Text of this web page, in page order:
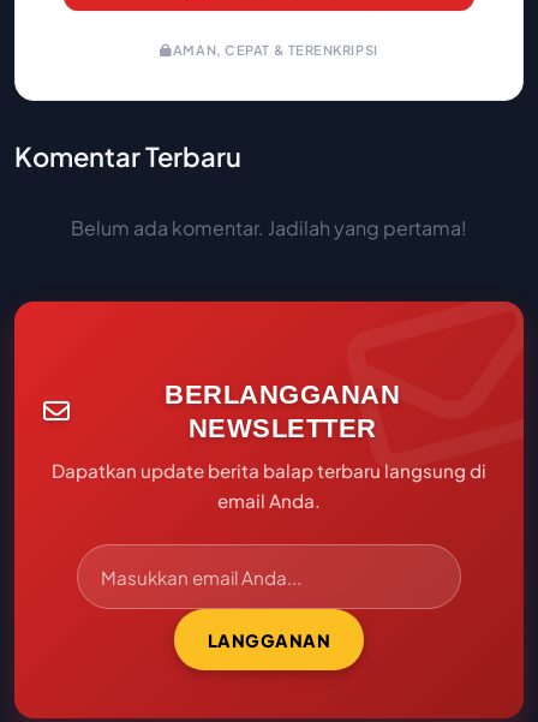
AMAN, CEPAT & TERENKRIPSI
Komentar Terbaru
Belum ada komentar. Jadilah yang pertama!
BERLANGGANAN
NEWSLETTER
Dapatkan update berita balap terbaru langsung di
email Anda.
LANGGANAN